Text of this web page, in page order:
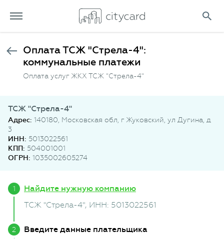
Оплата ТСЖ "Стрела-4":
коммунальные платежи
Оплата услуг ЖКХ ТСЖ "Стрела-4"
ТСЖ "Стрела-4"
Адрес: 140180, Московская обл, г Жуковский, ул Дугина, д
3
ИНН: 5013022561
КПП: 504001001
ОГРН: 1035002605274
Найдите нужную компанию
ТСЖ "Стрела-4", ИНН: 5013022561
Введите данные плательщика